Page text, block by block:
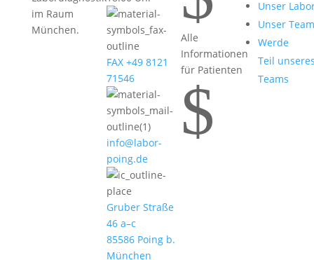
im Raum
München.
FAX +49 8121
71546
info@labor-
poing.de
Gruber Straße
46 a–c
85586 Poing b.
München
Alle
Informationen
für Patienten
$
Unser
Unser Team
Werde
Teil
Teams